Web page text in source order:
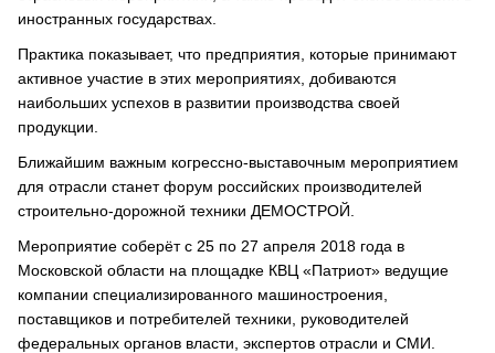
иностранных государствах.
Практика показывает, что предприятия, которые принимают
активное участие в этих мероприятиях, добиваются
наибольших успехов в развитии производства своей
продукции.
Ближайшим важным когрессно-выставочным мероприятием
для отрасли станет форум российских производителей
строительно-дорожной техники ДЕМОСТРОЙ.
Мероприятие соберёт с 25 по 27 апреля 2018 года в
Московской области на площадке КВЦ «Патриот» ведущие
компании специализированного машиностроения,
поставщиков и потребителей техники, руководителей
федеральных органов власти, экспертов отрасли и СМИ.